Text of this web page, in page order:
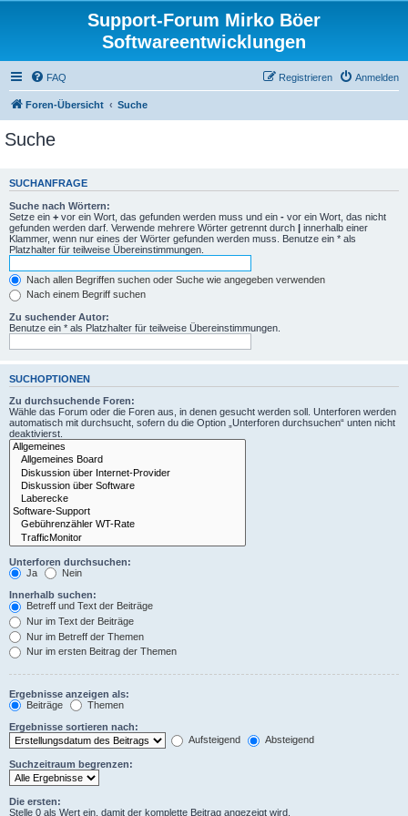
Support-Forum Mirko Böer
Softwareentwicklungen
FAQ Anmelden
Registrieren
Foren-Übersicht Suche
Suche
SUCHANFRAGE
Suche nach Wörtern:
Setze ein + vor ein Wort, das gefunden werden muss und ein - vor ein Wort, das nicht
gefunden werden darf. Verwende mehrere Wörter getrennt durch | innerhalb einer
Klammer, wenn nur eines der Wörter gefunden werden muss. Benutze ein * als
Platzhalter für teilweise Übereinstimmungen.
Nach allen Begriffen suchen oder Suche wie angegeben verwenden
Nach einem Begriff suchen
Zu suchender Autor:
Benutze ein * als Platzhalter für teilweise Übereinstimmungen.
SUCHOPTIONEN
Zu durchsuchende Foren:
Wähle das Forum oder die Foren aus, in denen gesucht werden soll. Unterforen werden
automatisch mit durchsucht, sofern du die Option „Unterforen durchsuchen“ unten nicht
deaktivierst.
Unterforen durchsuchen:
Ja
Nein
Innerhalb suchen:
Betreff und Text der Beiträge
Nur im Text der Beiträge
Nur im Betreff der Themen
Nur im ersten Beitrag der Themen
Ergebnisse anzeigen als:
Beiträge
Themen
Ergebnisse sortieren nach:
Aufsteigend
Absteigend
Suchzeitraum begrenzen:
Die ersten:
Stelle 0 als Wert ein, damit der komplette Beitrag angezeigt wird.